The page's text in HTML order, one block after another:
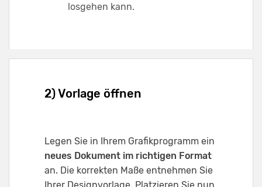
losgehen kann.
2) Vorlage öffnen
Legen Sie in Ihrem Grafikprogramm ein
neues Dokument im richtigen Format
an. Die korrekten Maße entnehmen Sie